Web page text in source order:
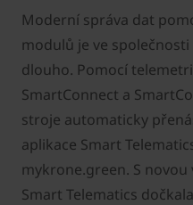
Moderní správa dat
modulů je ve společnosti
dlouho. Pomocí
SmartConnect a
stroje automaticky
aplikace Smart
mykrone.green. S novou
Smart Telematics